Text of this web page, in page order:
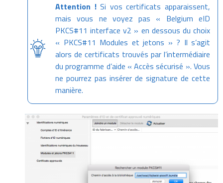
Attention !Si vos certificats apparaissent,
mais vous ne voyez pas « Belgium eID
PKCS#11 interface v2 » en dessous du choix
« PKCS#11 Modules et jetons » ? Il s’agit
alors de certificats trouvés par l’intermédiaire
du programme d’aide « Accès sécurisé ». Vous
ne pourrez pas insérer de signature de cette
manière.